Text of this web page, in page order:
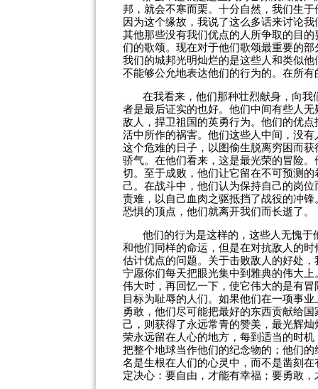
邦，就会不寒而栗。十分自然，我们生
因为这个缘故，我说了这么多话来讨论
其他那些没有我们优点的人所争取的目
们的歌颂。现在对于他们歌颂最重要的
我们的城邦光明灿烂的是这些人和类似
不能够公允地表达他们的行为的。在所
在我看来，他们那种壮烈献身，向
者是最后证实的也好。他们中间有些人
敌人，捍卫祖国的英勇行为。他们的优
活中所作的祸害。他们这些人中间，没
这个危难的日子，以图偷生脱离穷困而
骄气。在他们看来，这是最光荣的冒险
切。至于成败，他们让它留在不可预测
己。在战斗中，他们认为保持自己的岗
责难，以自己血肉之驱抵挡了战役的冲
恐惧的顶点，他们就离开我们而长逝了。
他们的行为是这样的，这些人无愧
和他们同样的命运，但是在对抗敌人的
估计优点的问题。关于击败敌人的好处
宁愿你们每天把眼光集中到雅典的伟大
伟大时，再回忆一下，使它伟大的是有
目标为耻辱的人们。如果他们在一项事
勇敢，他们尽可能把最好的东西贡献给
己，则获得了永远常青的赞美，最光辉
荣永远留在人心的地方，每到适当的时
把整个地球当作他们的纪念物的；他们
名是生根在人们的心灵中，而不是凿刻
定决心：要自由，才能有幸福；要勇敢，